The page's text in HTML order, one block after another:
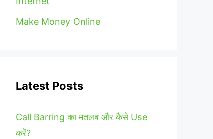
Make Money Online
Latest Posts
Call Barring का मतलब और कैसे Use
करें?